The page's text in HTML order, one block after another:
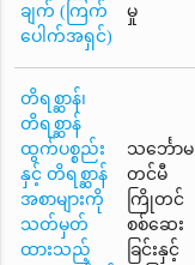
ချက် (ကြက်
ပေါက်အရှင်)
မှု
တိရစ္ဆာန်၊
တိရစ္ဆာန်
ထွက်ပစ္စည်း
နှင့် တိရစ္ဆာန်
အစာများကို
သတ်မှတ်
ထားသည့်
သင်္ဘောမ
တင်မီ
ကြိုတင်
စစ်ဆေး
ခြင်းနှင့်